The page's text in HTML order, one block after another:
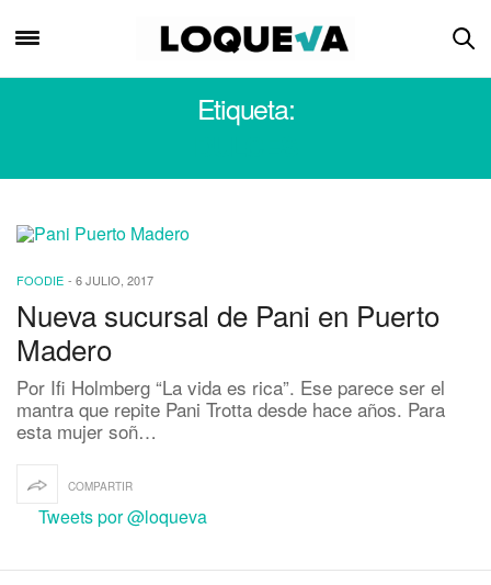
Etiqueta:
FOODIE - 6 JULIO, 2017
Nueva sucursal de Pani en Puerto
Madero
Por Ifi Holmberg “La vida es rica”. Ese parece ser el
mantra que repite Pani Trotta desde hace años. Para
esta mujer soñ…
COMPARTIR
Tweets por @loqueva